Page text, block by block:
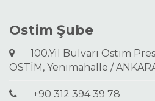
Ostim Şube
100.Yıl Bulvarı Ostim
OSTİM, Yenimahalle /
+90 312 394 39 78